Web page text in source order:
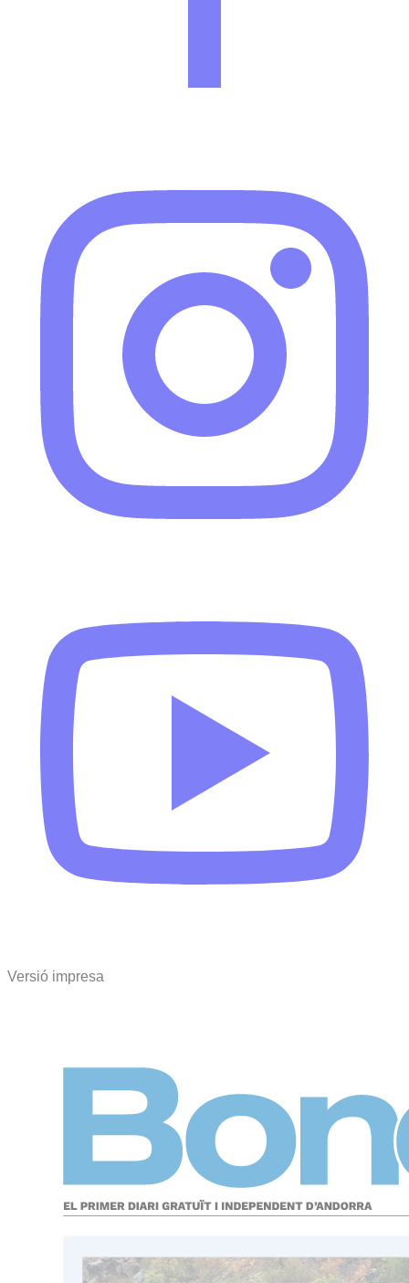
Versió impresa